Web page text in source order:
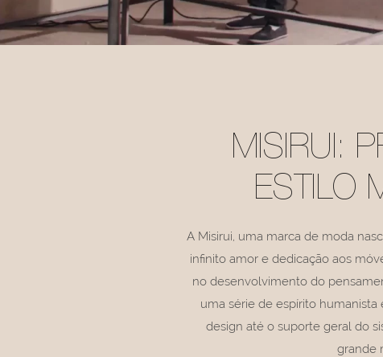
MISIRUI:
ESTILO
A Misirui, uma marca de moda
infinito amor e dedicação aos
no desenvolvimento do
uma série de espírito
design até o suporte geral do
grande